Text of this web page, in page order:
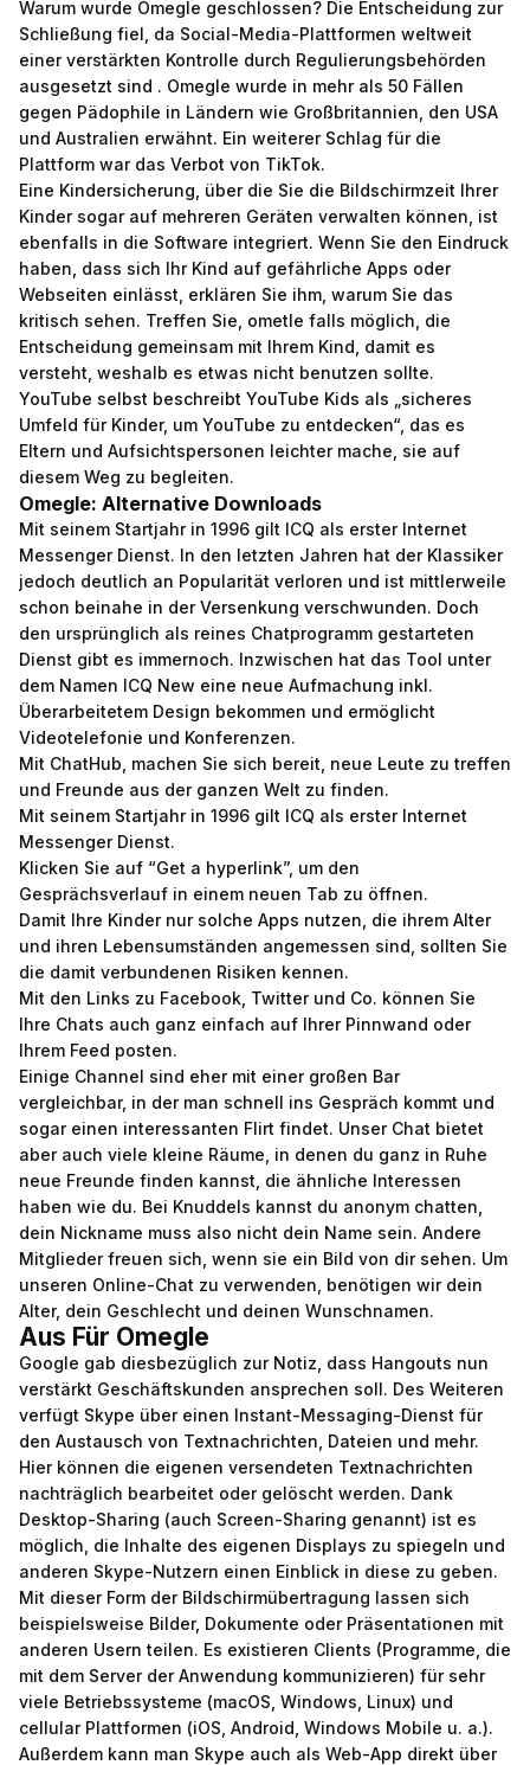
Warum wurde Omegle geschlossen? Die Entscheidung zur
Schließung fiel, da Social-Media-Plattformen weltweit
einer verstärkten Kontrolle durch Regulierungsbehörden
ausgesetzt sind . Omegle wurde in mehr als 50 Fällen
gegen Pädophile in Ländern wie Großbritannien, den USA
und Australien erwähnt. Ein weiterer Schlag für die
Plattform war das Verbot von TikTok.
Eine Kindersicherung, über die Sie die Bildschirmzeit Ihrer
Kinder sogar auf mehreren Geräten verwalten können, ist
ebenfalls in die Software integriert. Wenn Sie den Eindruck
haben, dass sich Ihr Kind auf gefährliche Apps oder
Webseiten einlässt, erklären Sie ihm, warum Sie das
kritisch sehen. Treffen Sie, ometle falls möglich, die
Entscheidung gemeinsam mit Ihrem Kind, damit es
versteht, weshalb es etwas nicht benutzen sollte.
YouTube selbst beschreibt YouTube Kids als „sicheres
Umfeld für Kinder, um YouTube zu entdecken“, das es
Eltern und Aufsichtspersonen leichter mache, sie auf
diesem Weg zu begleiten.
Omegle: Alternative Downloads
Mit seinem Startjahr in 1996 gilt ICQ als erster Internet
Messenger Dienst. In den letzten Jahren hat der Klassiker
jedoch deutlich an Popularität verloren und ist mittlerweile
schon beinahe in der Versenkung verschwunden. Doch
den ursprünglich als reines Chatprogramm gestarteten
Dienst gibt es immernoch. Inzwischen hat das Tool unter
dem Namen ICQ New eine neue Aufmachung inkl.
Überarbeitetem Design bekommen und ermöglicht
Videotelefonie und Konferenzen.
Mit ChatHub, machen Sie sich bereit, neue Leute zu treffen
und Freunde aus der ganzen Welt zu finden.
Mit seinem Startjahr in 1996 gilt ICQ als erster Internet
Messenger Dienst.
Klicken Sie auf “Get a hyperlink”, um den
Gesprächsverlauf in einem neuen Tab zu öffnen.
Damit Ihre Kinder nur solche Apps nutzen, die ihrem Alter
und ihren Lebensumständen angemessen sind, sollten Sie
die damit verbundenen Risiken kennen.
Mit den Links zu Facebook, Twitter und Co. können Sie
Ihre Chats auch ganz einfach auf Ihrer Pinnwand oder
Ihrem Feed posten.
Einige Channel sind eher mit einer großen Bar
vergleichbar, in der man schnell ins Gespräch kommt und
sogar einen interessanten Flirt findet. Unser Chat bietet
aber auch viele kleine Räume, in denen du ganz in Ruhe
neue Freunde finden kannst, die ähnliche Interessen
haben wie du. Bei Knuddels kannst du anonym chatten,
dein Nickname muss also nicht dein Name sein. Andere
Mitglieder freuen sich, wenn sie ein Bild von dir sehen. Um
unseren Online-Chat zu verwenden, benötigen wir dein
Alter, dein Geschlecht und deinen Wunschnamen.
Aus Für Omegle
Google gab diesbezüglich zur Notiz, dass Hangouts nun
verstärkt Geschäftskunden ansprechen soll. Des Weiteren
verfügt Skype über einen Instant-Messaging-Dienst für
den Austausch von Textnachrichten, Dateien und mehr.
Hier können die eigenen versendeten Textnachrichten
nachträglich bearbeitet oder gelöscht werden. Dank
Desktop-Sharing (auch Screen-Sharing genannt) ist es
möglich, die Inhalte des eigenen Displays zu spiegeln und
anderen Skype-Nutzern einen Einblick in diese zu geben.
Mit dieser Form der Bildschirmübertragung lassen sich
beispielsweise Bilder, Dokumente oder Präsentationen mit
anderen Usern teilen. Es existieren Clients (Programme, die
mit dem Server der Anwendung kommunizieren) für sehr
viele Betriebssysteme (macOS, Windows, Linux) und
cellular Plattformen (iOS, Android, Windows Mobile u. a.).
Außerdem kann man Skype auch als Web-App direkt über